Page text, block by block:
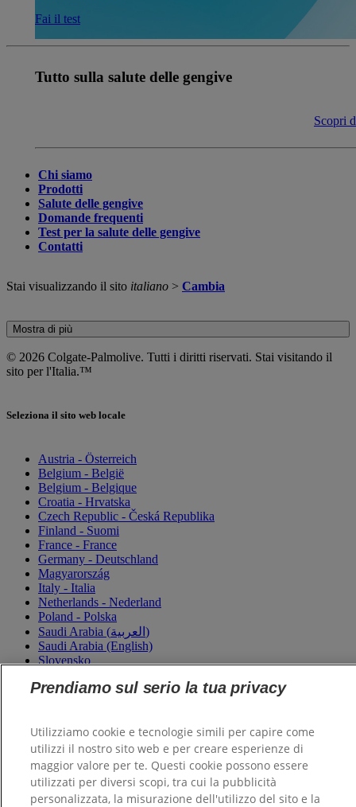
Fai il test
Tutto sulla salute delle gengive
Scopri
Chi siamo
Prodotti
Salute delle gengive
Domande frequenti
Test per la salute delle gengive
Contatti
Stai visualizzando il sito italiano > Cambia
Mostra di più
© 2026 Colgate-Palmolive. Tutti i diritti riservati. Stai visitando il
sito per l'Italia.™
Seleziona il sito web locale
Austria - Österreich
Belgium - België
Belgium - Belgique
Croatia - Hrvatska
Czech Republic - Česká Republika
Finland - Suomi
France - France
Germany - Deutschland
Magyarország
Italy - Italia
Netherlands - Nederland
Poland - Polska
Saudi Arabia (العربية)
Saudi Arabia (English)
Slovensko
Switzerland (Schweiz)
Ukraine - Україна
Prendiamo sul serio la tua privacy
Utilizziamo cookie e tecnologie simili per capire come
utilizzi il nostro sito web e per creare esperienze di
maggior valore per te. Questi cookie possono essere
utilizzati per diversi scopi, tra cui la pubblicità
personalizzata, la misurazione dell'utilizzo del sito e la